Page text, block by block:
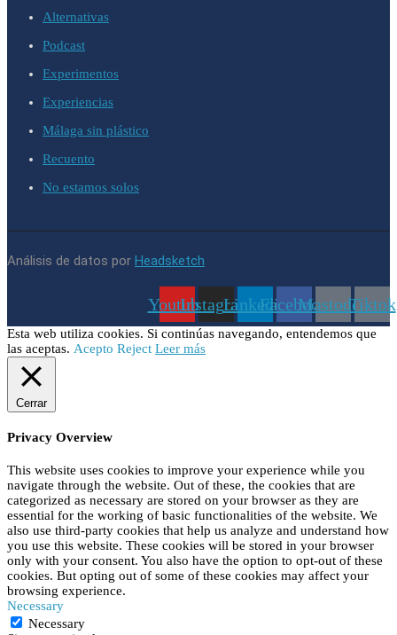
Alternativas
Podcast
Experimentos
Experiencias
Málaga sin plástico
Recuento
No estamos solos
Análisis de datos por Headsketch
YoutubeInstagramLinkedinFacebookMastodonTiktok
Esta web utiliza cookies. Si continúas navegando, entendemos que
las aceptas. Acepto Reject Leer más
Cerrar
Privacy Overview
This website uses cookies to improve your experience while you
navigate through the website. Out of these, the cookies that are
categorized as necessary are stored on your browser as they are
essential for the working of basic functionalities of the website. We
also use third-party cookies that help us analyze and understand how
you use this website. These cookies will be stored in your browser
only with your consent. You also have the option to opt-out of these
cookies. But opting out of some of these cookies may affect your
browsing experience.
Necessary
Necessary